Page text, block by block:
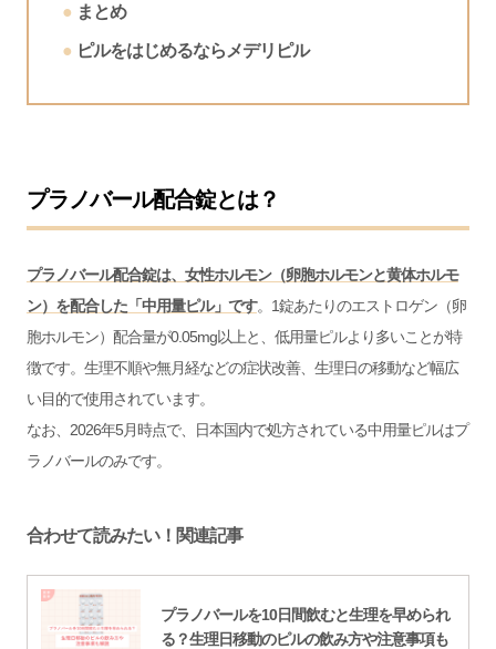
まとめ
ピルをはじめるならメデリピル
プラノバール配合錠とは？
プラノバール配合錠は、女性ホルモン（卵胞ホルモンと黄体ホルモ
ン）を配合した「中用量ピル」です。1錠あたりのエストロゲン（卵
胞ホルモン）配合量が0.05mg以上と、低用量ピルより多いことが特
徴です。生理不順や無月経などの症状改善、生理日の移動など幅広
い目的で使用されています。
なお、2026年5月時点で、日本国内で処方されている中用量ピルはプ
ラノバールのみです。
合わせて読みたい！関連記事
プラノバールを10日間飲むと生理を早められ
る？生理日移動のピルの飲み方や注意事項も